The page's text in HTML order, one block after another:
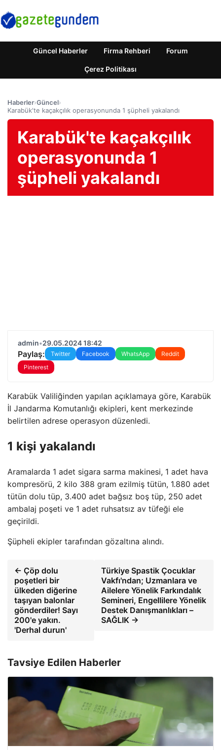
Güncel Haberler Firma Rehberi Forum
Çerez Politikası
Haberler›Güncel›
Karabük'te kaçakçılık operasyonunda 1 şüpheli yakalandı
Karabük'te kaçakçılık
operasyonunda 1
şüpheli yakalandı
admin•29.05.2024 18:42
Paylaş: Twitter Facebook WhatsApp
Reddit
Pinterest
Karabük Valiliğinden yapılan açıklamaya göre, Karabük
İl Jandarma Komutanlığı ekipleri, kent merkezinde
belirtilen adrese operasyon düzenledi.
1 kişi yakalandı
Aramalarda 1 adet sigara sarma makinesi, 1 adet hava
kompresörü, 2 kilo 388 gram ezilmiş tütün, 1.880 adet
tütün dolu tüp, 3.400 adet bağsız boş tüp, 250 adet
ambalaj poşeti ve 1 adet ruhsatsız av tüfeği ele
geçirildi.
Şüpheli ekipler tarafından gözaltına alındı.
← Çöp dolu
poşetleri bir
ülkeden diğerine
taşıyan balonlar
gönderdiler! Sayı
200'e yakın.
'Derhal durun'
Türkiye Spastik Çocuklar
Vakfı'ndan; Uzmanlara ve
Ailelere Yönelik Farkındalık
Semineri, Engellilere Yönelik
Destek Danışmanlıkları –
SAĞLIK →
Tavsiye Edilen Haberler